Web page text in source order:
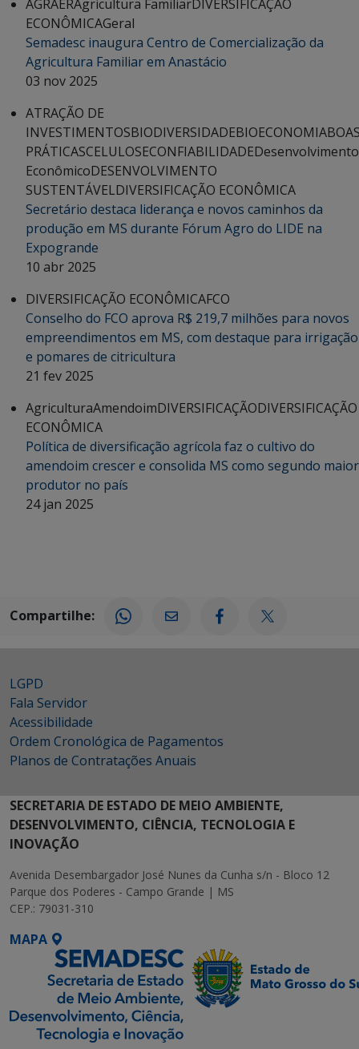
AGRAERAgricultura FamiliarDIVERSIFICAÇÃO
ECONÔMICAGeral
Semadesc inaugura Centro de Comercialização da
Agricultura Familiar em Anastácio
03 nov 2025
ATRAÇÃO DE
INVESTIMENTOSBIODIVERSIDADEBIOECONOMIA
PRÁTICASCELULOSECONFIABILIDADEDesenvolvimento
EconômicoDESENVOLVIMENTO
SUSTENTÁVELDIVERSIFICAÇÃO ECONÔMICA
Secretário destaca liderança e novos caminhos da
produção em MS durante Fórum Agro do LIDE na
Expogrande
10 abr 2025
DIVERSIFICAÇÃO ECONÔMICAFCO
Conselho do FCO aprova R$ 219,7 milhões para novos
empreendimentos em MS, com destaque para irrigação
e pomares de citricultura
21 fev 2025
AgriculturaAmendoimDIVERSIFICAÇÃODIVERSIFICAÇÃO
ECONÔMICA
Política de diversificação agrícola faz o cultivo do
amendoim crescer e consolida MS como segundo maior
produtor no país
24 jan 2025
Compartilhe:
LGPD
Fala Servidor
Acessibilidade
Ordem Cronológica de Pagamentos
Planos de Contratações Anuais
SECRETARIA DE ESTADO DE MEIO AMBIENTE,
DESENVOLVIMENTO, CIÊNCIA, TECNOLOGIA E
INOVAÇÃO
Avenida Desembargador José Nunes da Cunha s/n - Bloco 12
Parque dos Poderes - Campo Grande | MS
CEP.: 79031-310
MAPA